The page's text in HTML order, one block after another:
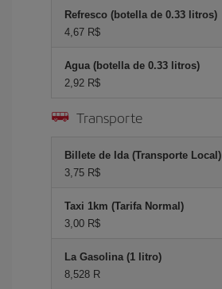
Refresco (botella de 0.33 litros)
4,67 R$
Agua (botella de 0.33 litros)
2,92 R$
Transporte
Billete de Ida (Transporte Local)
3,75 R$
Taxi 1km (Tarifa Normal)
3,00 R$
La Gasolina (1 litro)
8,528 R